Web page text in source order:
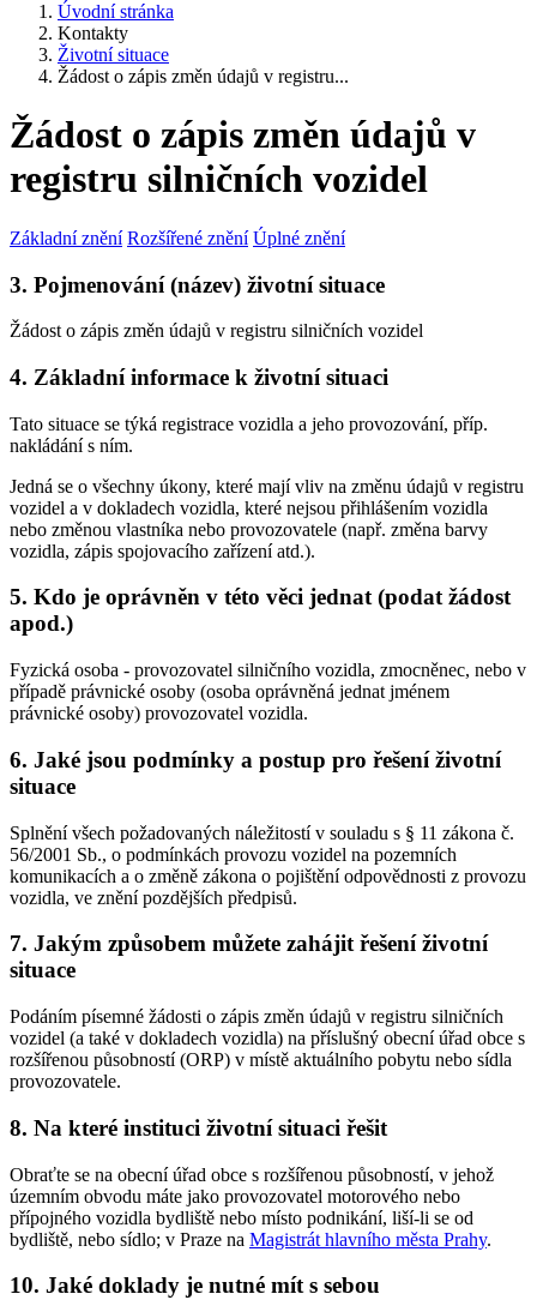
Úvodní stránka
Kontakty
Životní situace
Žádost o zápis změn údajů v registru...
Žádost o zápis změn údajů v
registru silničních vozidel
Základní znění Rozšířené znění Úplné znění
3. Pojmenování (název) životní situace
Žádost o zápis změn údajů v registru silničních vozidel
4. Základní informace k životní situaci
Tato situace se týká registrace vozidla a jeho provozování, příp.
nakládání s ním.
Jedná se o všechny úkony, které mají vliv na změnu údajů v registru
vozidel a v dokladech vozidla, které nejsou přihlášením vozidla
nebo změnou vlastníka nebo provozovatele (např. změna barvy
vozidla, zápis spojovacího zařízení atd.).
5. Kdo je oprávněn v této věci jednat (podat žádost
apod.)
Fyzická osoba - provozovatel silničního vozidla, zmocněnec, nebo v
případě právnické osoby (osoba oprávněná jednat jménem
právnické osoby) provozovatel vozidla.
6. Jaké jsou podmínky a postup pro řešení životní
situace
Splnění všech požadovaných náležitostí v souladu s § 11 zákona č.
56/2001 Sb., o podmínkách provozu vozidel na pozemních
komunikacích a o změně zákona o pojištění odpovědnosti z provozu
vozidla, ve znění pozdějších předpisů.
7. Jakým způsobem můžete zahájit řešení životní
situace
Podáním písemné žádosti o zápis změn údajů v registru silničních
vozidel (a také v dokladech vozidla) na příslušný obecní úřad obce s
rozšířenou působností (ORP) v místě aktuálního pobytu nebo sídla
provozovatele.
8. Na které instituci životní situaci řešit
Obraťte se na obecní úřad obce s rozšířenou působností, v jehož
územním obvodu máte jako provozovatel motorového nebo
přípojného vozidla bydliště nebo místo podnikání, liší-li se od
bydliště, nebo sídlo; v Praze na Magistrát hlavního města Prahy.
10. Jaké doklady je nutné mít s sebou